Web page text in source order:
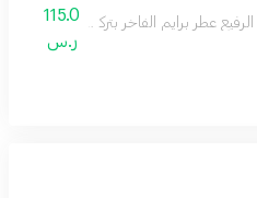
عطر برايم الفاخر بتركيبة فريدة من
115.0
ر.س